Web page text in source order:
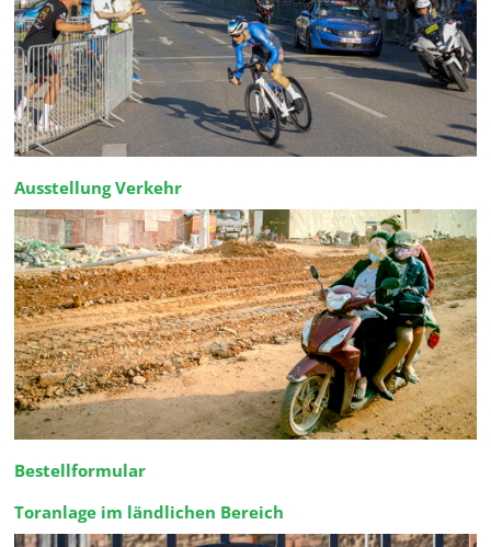
Ausstellung Verkehr
Bestellformular
Toranlage im ländlichen Bereich